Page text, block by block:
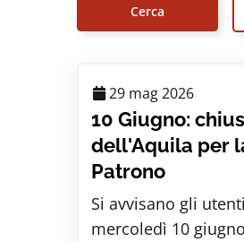
29 mag 2026
10 Giugno:
dell'Aquila per
Patrono
Si avvisano gli
mercoledì 10